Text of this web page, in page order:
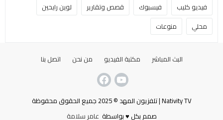
فيديو كليب
فيسبوك قصص وتقارير
لوين رايحين
محلي
منوعات
البث المباشر مكتبة الفيديو من نحن اتصل بنا
Nativity TV | تلفزيون المهد © 2025 جميع الحقوق محفوظة
صمم بكل ♥ بواسطة عامر سلامة